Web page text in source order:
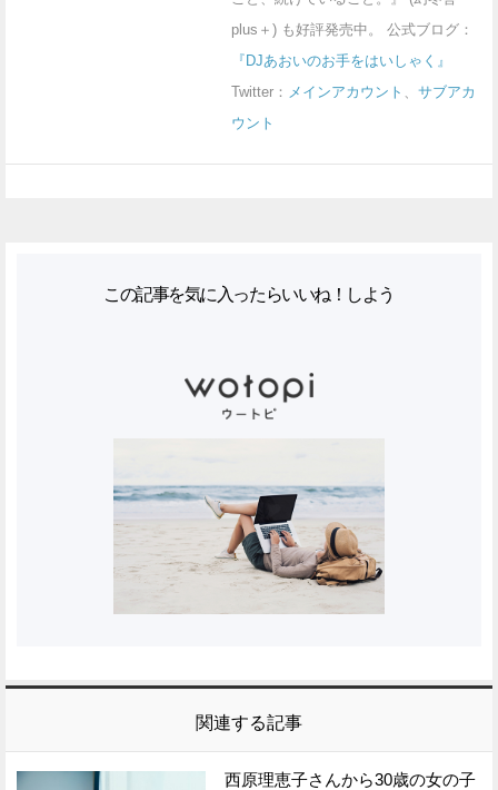
plus＋) も好評発売中。 公式ブログ：
『DJあおいのお手をはいしゃく』
Twitter： メインアカウント
サブアカ
ウント
この記事を気に入ったらいいね！しよう
関連する記事
西原理恵子さんから30歳の女の子